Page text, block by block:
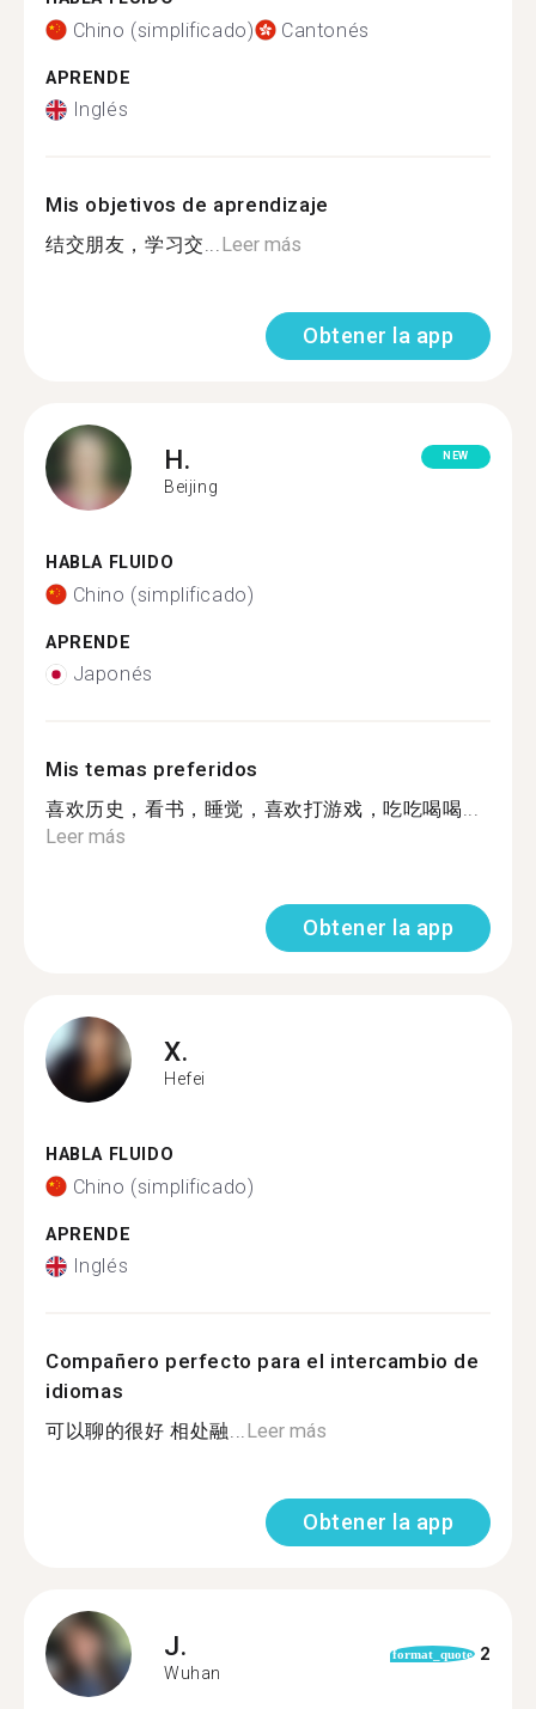
Chino (simplificado) Cantonés
APRENDE
Inglés
Mis objetivos de aprendizaje
结交朋友，学习交...Leer más
Obtener la app
H.
Beijing
NEW
HABLA FLUIDO
Chino (simplificado)
APRENDE
Japonés
Mis temas preferidos
喜欢历史，看书，睡觉，喜欢打游戏，吃吃喝喝...
Leer más
Obtener la app
X.
Hefei
HABLA FLUIDO
Chino (simplificado)
APRENDE
Inglés
Compañero perfecto para el intercambio de
idiomas
可以聊的很好 相处融...Leer más
Obtener la app
J.
Wuhan
format_quote 2